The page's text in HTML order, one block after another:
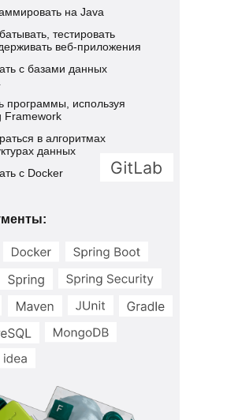
на Java
тестировать
веб-приложения
с базами данных
программы, используя
Framework
в алгоритмах
данных
с Docker